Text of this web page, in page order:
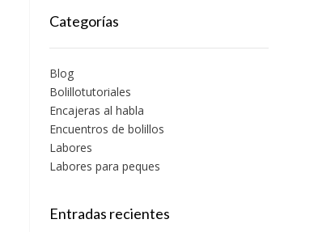
Categorías
Blog
Bolillotutoriales
Encajeras al habla
Encuentros de bolillos
Labores
Labores para peques
Entradas recientes